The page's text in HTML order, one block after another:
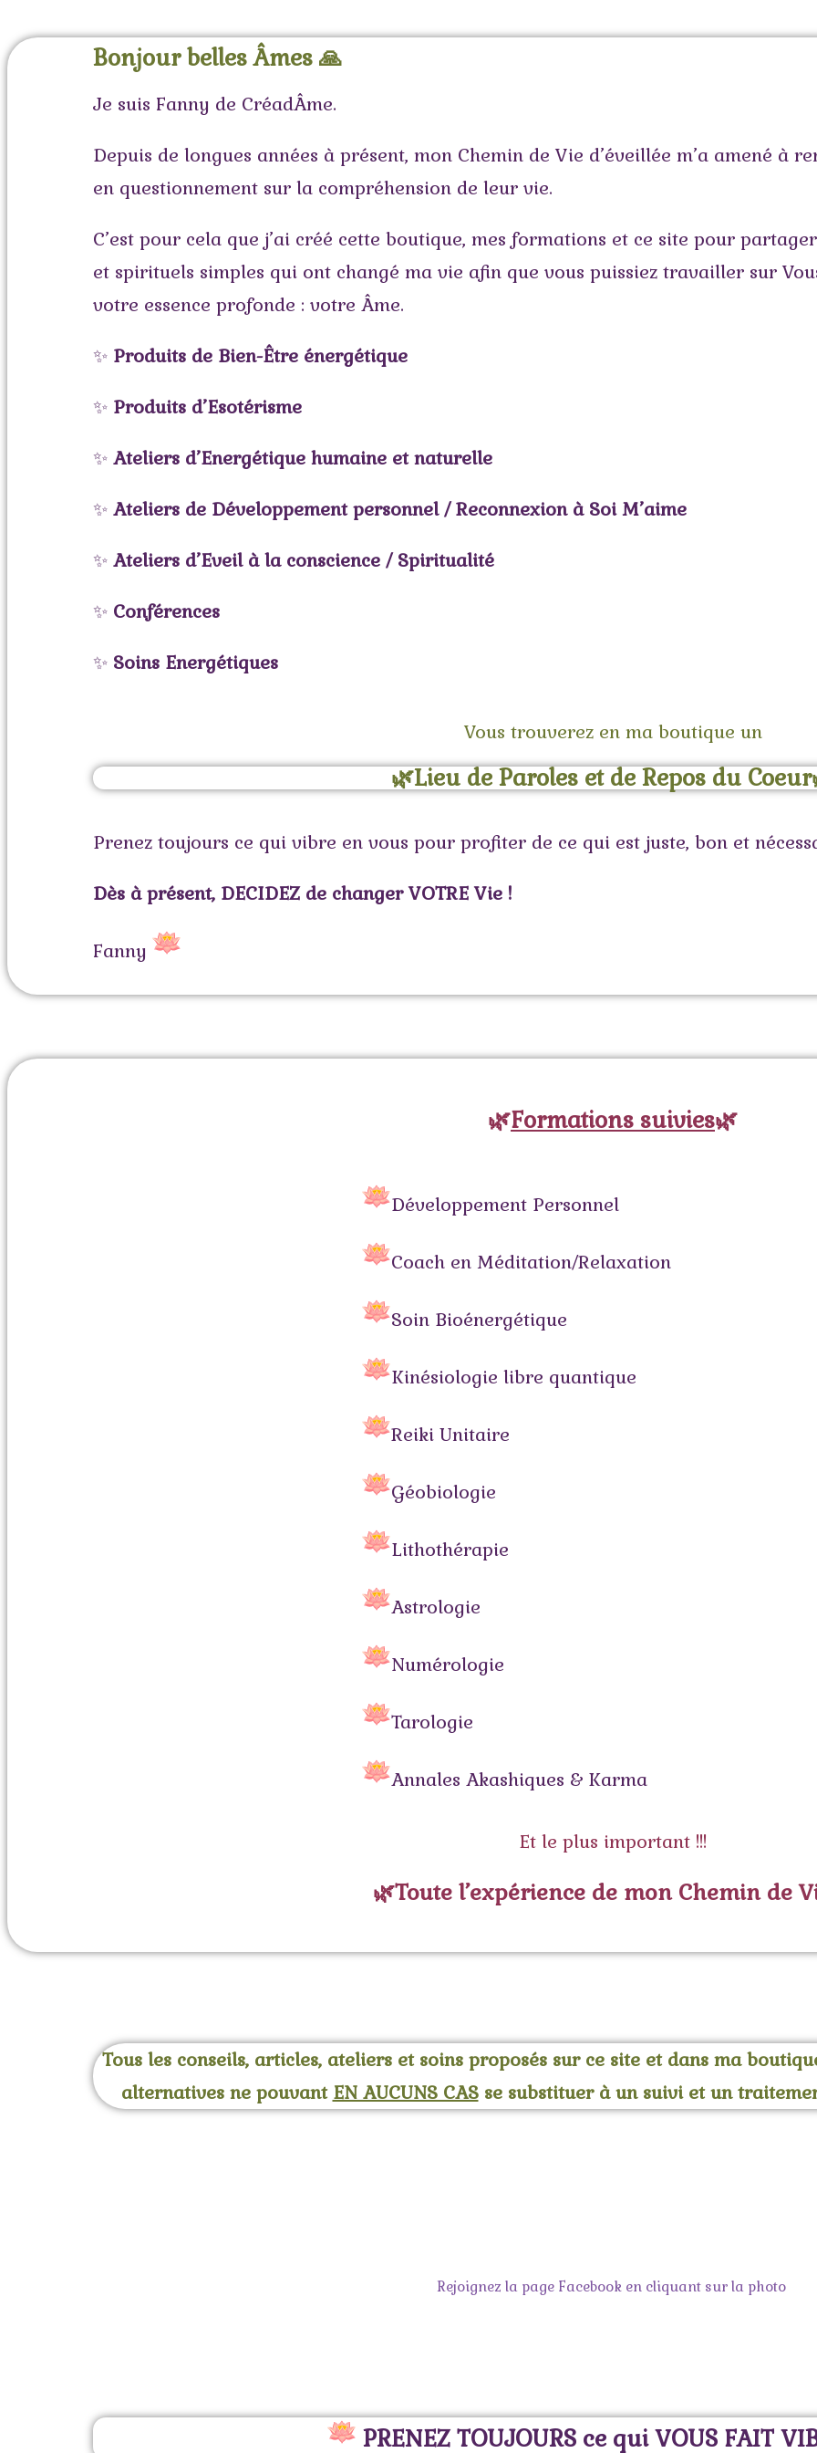
Bonjour belles Âmes 🙏
Je suis Fanny de CréadÂme.
Depuis de longues années à présent, mon Chemin de Vie d’éveillée m’a amené à
en questionnement sur la compréhension de leur vie.
C’est pour cela que j’ai créé cette boutique, mes formations et ce site pour
et spirituels simples qui ont changé ma vie afin que vous puissiez travailler sur
votre essence profonde : votre Âme.
✨ Produits de Bien-Être énergétique
✨ Produits d’Esotérisme
✨ Ateliers d’Energétique humaine et naturelle
✨ Ateliers de Développement personnel / Reconnexion à Soi M’aime
✨ Ateliers d’Eveil à la conscience / Spiritualité
✨ Conférences
✨ Soins Energétiques
Vous trouverez en ma boutique un
🌿Lieu de Paroles et de Repos du
Prenez toujours ce qui vibre en vous pour profiter de ce qui est juste, bon et
Dès à présent, DECIDEZ de changer VOTRE Vie !
Fanny
🌿Formations suivies🌿
Développement Personnel
Coach en Méditation/Relaxation
Soin Bioénergétique
Kinésiologie libre quantique
Reiki Unitaire
Géobiologie
Lithothérapie
Astrologie
Numérologie
Tarologie
Annales Akashiques & Karma
Et le plus important !!!
🌿Toute l’expérience de mon Chemin de
Tous les conseils, articles, ateliers et soins proposés sur ce site et dans ma
alternatives ne pouvant EN AUCUNS CASse substituer à un suivi et un
Rejoignez la page Facebook en cliquant sur la photo
PRENEZ TOUJOURS ce qui VOUS FAIT